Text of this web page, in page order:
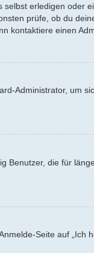
erledigen oder
prüfe, ob du
kontaktiere einen
Administrator, um
Benutzer, die für
Seite auf „Ich